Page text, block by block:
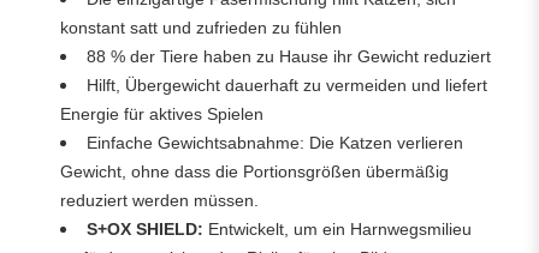
konstant satt und zufrieden zu fühlen
88 % der Tiere haben zu Hause ihr Gewicht reduziert
Hilft, Übergewicht dauerhaft zu vermeiden und liefert
Energie für aktives Spielen
Einfache Gewichtsabnahme: Die Katzen verlieren
Gewicht, ohne dass die Portionsgrößen übermäßig
reduziert werden müssen.
S+OX SHIELD: Entwickelt, um ein Harnwegsmilieu